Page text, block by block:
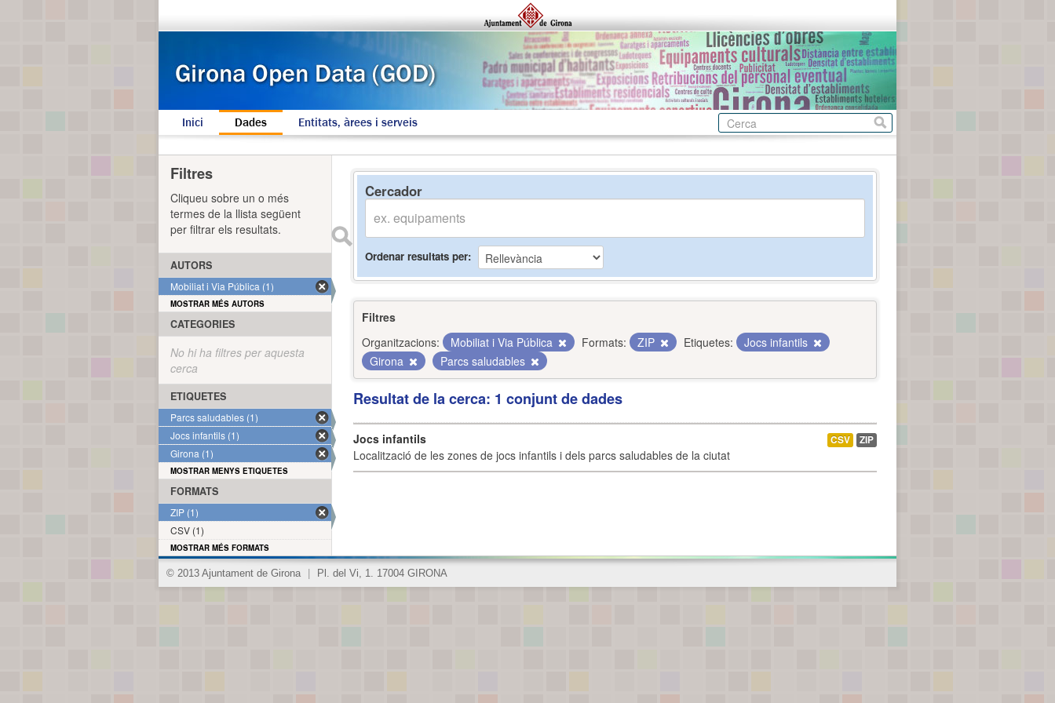
Inici Dades Entitats, àrees i serveis
Cercador
Ordenar resultats per
Filtres
Organitzacions:
Mobiliat i Via Pública Formats: ZIP Etiquetes:
Jocs infantils
Girona
Parcs saludables
Resultat de la cerca: 1 conjunt de dades
Jocs infantils
Localització de les zones de jocs infantils i dels parcs saludables de la ciutat
CSV ZIP
Filtres
Cliqueu sobre un o més
termes de la llista següent
per filtrar els resultats.
AUTORS
Mobiliat i Via Pública (1)
MOSTRAR MÉS AUTORS
CATEGORIES
No hi ha filtres per aquesta
cerca
ETIQUETES
Parcs saludables (1)
Jocs infantils (1)
Girona (1)
MOSTRAR MENYS ETIQUETES
FORMATS
ZIP (1)
CSV (1)
MOSTRAR MÉS FORMATS
© 2013 Ajuntament de Girona Pl. del Vi, 1. 17004 GIRONA